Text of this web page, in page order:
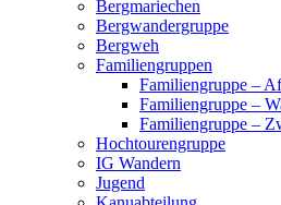
Bergmariechen
Bergwandergruppe
Bergweh
Familiengruppen
Familiengruppe –
Familiengruppe –
Familiengruppe –
Hochtourengruppe
IG Wandern
Jugend